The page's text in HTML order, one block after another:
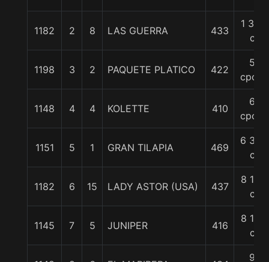
1182 2 8 LAS GUERRA 433
1 3/4
c
1198 3 2 PAQUETE PLATICO 422
5
cpos.
1148 4 4 KOLETTE 410
6
cpos.
1151 5 1 GRAN TILAPIA 469
6 3/4
c
1182 6 15 LADY ASTOR (USA) 437
8 1/2
c
1145 7 5 JUNIPER 416
8 1/2
c
9